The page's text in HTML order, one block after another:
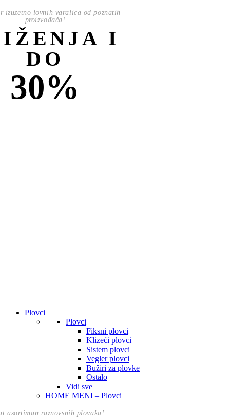
izuzetno lovnih varalica od poznatih
proizvođača!
I
DO
30%
Plovci
Plovci
Fiksni plovci
Klizeći plovci
Sistem plovci
Vegler plovci
Bužiri za plovke
Ostalo
Vidi sve
HOME MENI – Plovci
asortiman raznovsnih plovaka!